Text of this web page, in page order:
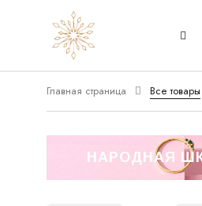
Главная страница Все товары
НАРОДНАЯ